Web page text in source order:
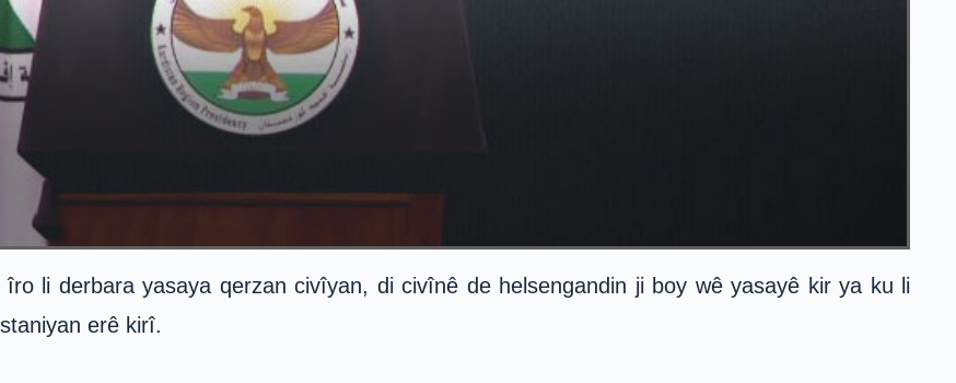
li derbara yasaya qerzan civîyan, di civînê de helsengandin ji boy wê yasayê kir ya ku li
erê kirî.